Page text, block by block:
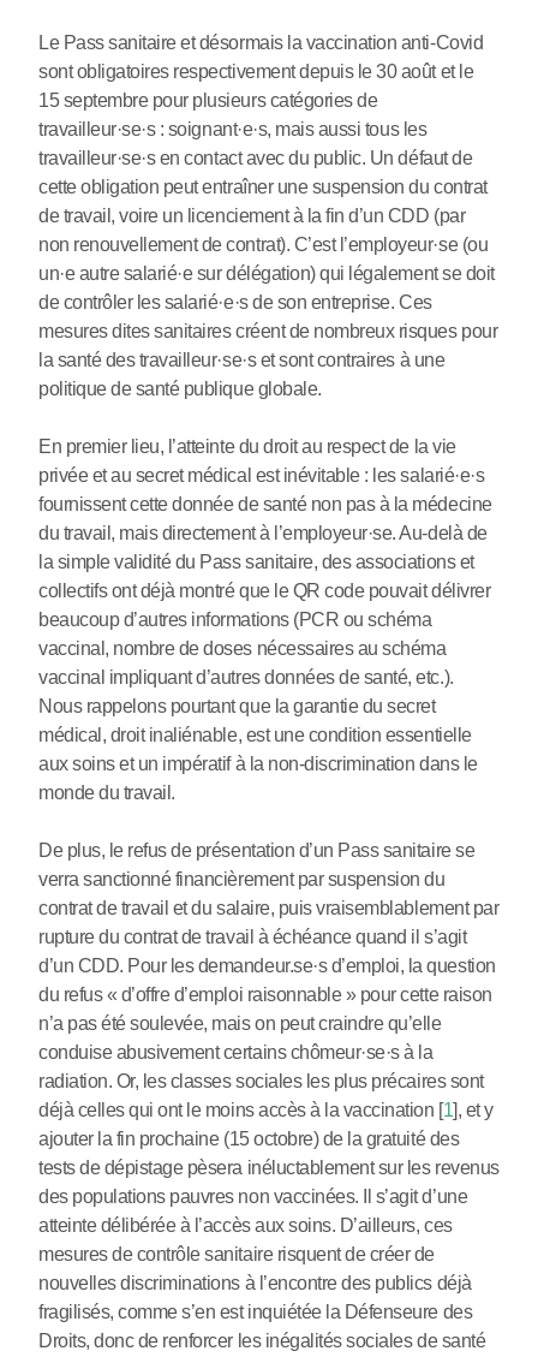
Le Pass sanitaire et désormais la vaccination anti-Covid
sont obligatoires respectivement depuis le 30 août et le
15 septembre pour plusieurs catégories de
travailleur·se·s : soignant·e·s, mais aussi tous les
travailleur·se·s en contact avec du public. Un défaut de
cette obligation peut entraîner une suspension du contrat
de travail, voire un licenciement à la fin d’un CDD (par
non renouvellement de contrat). C’est l’employeur·se (ou
un·e autre salarié·e sur délégation) qui légalement se doit
de contrôler les salarié·e·s de son entreprise. Ces
mesures dites sanitaires créent de nombreux risques pour
la santé des travailleur·se·s et sont contraires à une
politique de santé publique globale.
En premier lieu, l’atteinte du droit au respect de la vie
privée et au secret médical est inévitable : les salarié·e·s
fournissent cette donnée de santé non pas à la médecine
du travail, mais directement à l’employeur·se. Au-delà de
la simple validité du Pass sanitaire, des associations et
collectifs ont déjà montré que le QR code pouvait délivrer
beaucoup d’autres informations (PCR ou schéma
vaccinal, nombre de doses nécessaires au schéma
vaccinal impliquant d’autres données de santé, etc.).
Nous rappelons pourtant que la garantie du secret
médical, droit inaliénable, est une condition essentielle
aux soins et un impératif à la non-discrimination dans le
monde du travail.
De plus, le refus de présentation d’un Pass sanitaire se
verra sanctionné financièrement par suspension du
contrat de travail et du salaire, puis vraisemblablement par
rupture du contrat de travail à échéance quand il s’agit
d’un CDD. Pour les demandeur.se·s d’emploi, la question
du refus « d’offre d’emploi raisonnable » pour cette raison
n’a pas été soulevée, mais on peut craindre qu’elle
conduise abusivement certains chômeur·se·s à la
radiation. Or, les classes sociales les plus précaires sont
déjà celles qui ont le moins accès à la vaccination [1], et y
ajouter la fin prochaine (15 octobre) de la gratuité des
tests de dépistage pèsera inéluctablement sur les revenus
des populations pauvres non vaccinées. Il s’agit d’une
atteinte délibérée à l’accès aux soins. D’ailleurs, ces
mesures de contrôle sanitaire risquent de créer de
nouvelles discriminations à l’encontre des publics déjà
fragilisés, comme s’en est inquiétée la Défenseure des
Droits, donc de renforcer les inégalités sociales de santé